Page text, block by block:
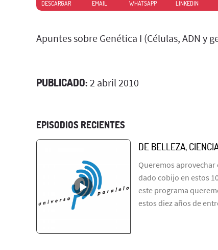
DESCARGAR EMAIL WHATSAPP LINKEDIN
Apuntes sobre Genética I (Células, ADN y
PUBLICADO: 2 abril 2010
EPISODIOS RECIENTES
DE BELLEZA,
Queremos
dado cobijo en estos
este programa
estos diez años de